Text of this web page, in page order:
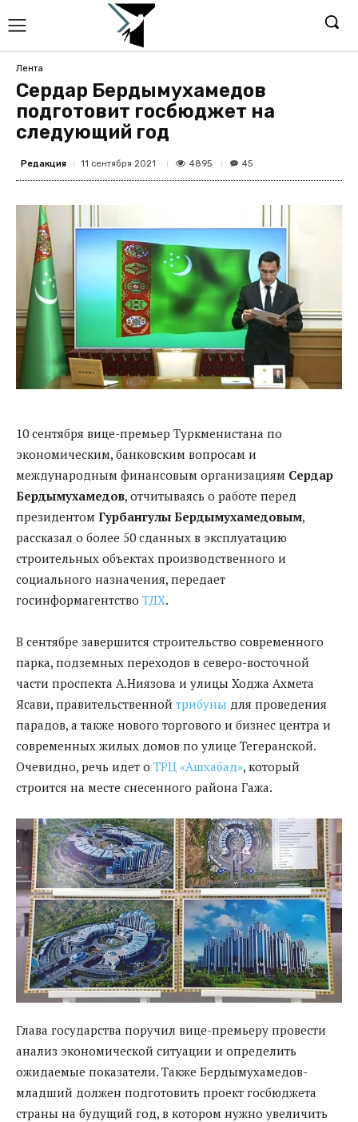
Лента
Сердар Бердымухамедов
подготовит госбюджет на
следующий год
Редакция 11 сентября 2021 4895 45
10 сентября вице-премьер Туркменистана по
экономическим, банковским вопросам и
международным финансовым организациям Сердар
Бердымухамедов, отчитываясь о работе перед
президентом Гурбангулы Бердымухамедовым,
рассказал о более 50 сданных в эксплуатацию
строительных объектах производственного и
социального назначения, передает
госинформагентство ТДХ.
В сентябре завершится строительство современного
парка, подземных переходов в северо-восточной
части проспекта А.Ниязова и улицы Ходжа Ахмета
Ясави, правительственной трибуны для проведения
парадов, а также нового торгового и бизнес центра и
современных жилых домов по улице Тегеранской.
Очевидно, речь идет о ТРЦ «Ашхабад», который
строится на месте снесенного района Гажа.
Глава государства поручил вице-премьеру провести
анализ экономической ситуации и определить
ожидаемые показатели. Также Бердымухамедов-
младший должен подготовить проект госбюджета
страны на будущий год, в котором нужно увеличить